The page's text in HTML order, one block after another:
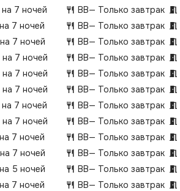
7 ночей
BB— Только завтрак
7 ночей
BB— Только завтрак
7 ночей
BB— Только завтрак
7 ночей
BB— Только завтрак
7 ночей
BB— Только завтрак
7 ночей
BB— Только завтрак
7 ночей
BB— Только завтрак
7 ночей
BB— Только завтрак
7 ночей
BB— Только завтрак
7 ночей
BB— Только завтрак
5 ночей
BB— Только завтрак
7 ночей
BB— Только завтрак